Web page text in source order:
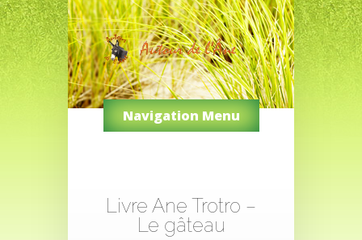
Navigation Menu
Livre Ane Trotro –
Le gâteau